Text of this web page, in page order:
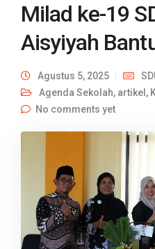
Milad ke-19
Aisyiyah
Agustus 5, 2025
Agenda Sekolah, artikel ,
No comments yet